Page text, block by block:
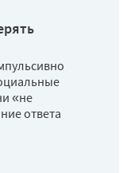
«не
ответа